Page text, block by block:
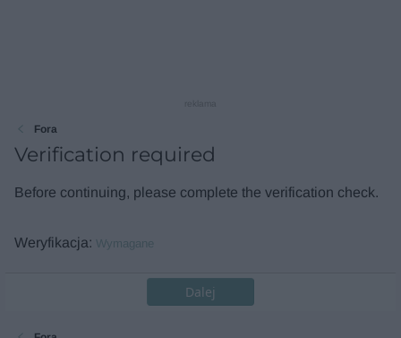
Fora
Verification required
Before continuing, please complete the verification check.
Weryfikacja Wymagane
Dalej